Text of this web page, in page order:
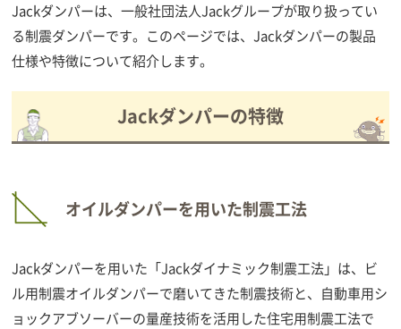
Jackダンパーは、一般社団法人Jackグループが取り扱ってい
る制震ダンパーです。このページでは、Jackダンパーの製品
仕様や特徴について紹介します。
Jackダンパーの特徴
オイルダンパーを用いた制震工法
Jackダンパーを用いた「Jackダイナミック制震工法」は、ビ
ル用制震オイルダンパーで磨いてきた制震技術と、自動車用シ
ョックアブソーバーの量産技術を活用した住宅用制震工法で